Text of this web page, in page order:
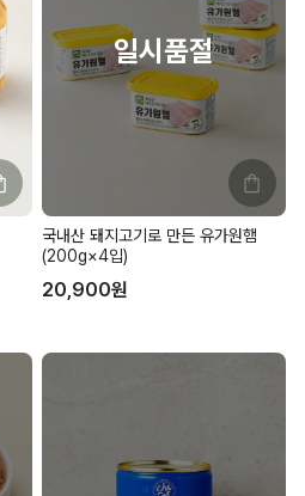
국내산 돼지고기로 만든 유가원햄
(200g×4입)
20,900원